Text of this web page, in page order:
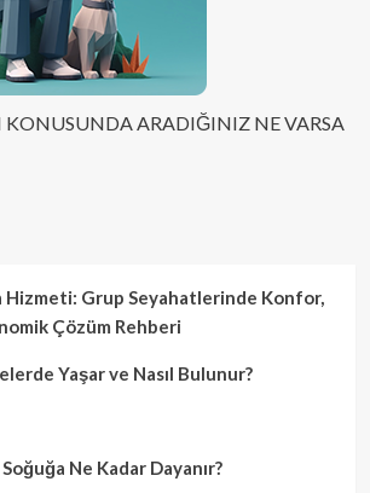
KONUSUNDA ARADIĞINIZ NE VARSA
Hizmeti: Grup Seyahatlerinde Konfor,
Çözüm Rehberi
Yaşar ve Nasıl Bulunur?
Ne Kadar Dayanır?